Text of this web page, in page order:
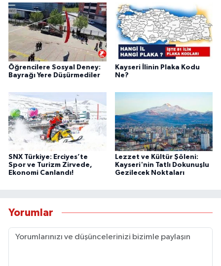
Öğrencilere Sosyal Deney:
Bayrağı Yere Düşürmediler
Kayseri İlinin Plaka Kodu
Ne?
SNX Türkiye: Erciyes’te
Spor ve Turizm Zirvede,
Ekonomi Canlandı!
Lezzet ve Kültür Şöleni:
Kayseri'nin Tatlı Dokunuşlu
Gezilecek Noktaları
Yorumlar